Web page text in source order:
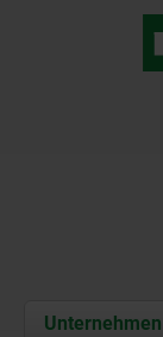
Unternehmen